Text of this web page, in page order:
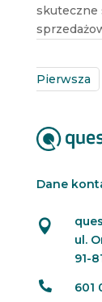
skuteczne
Pierwsza
Dane

ul.
91-
 601